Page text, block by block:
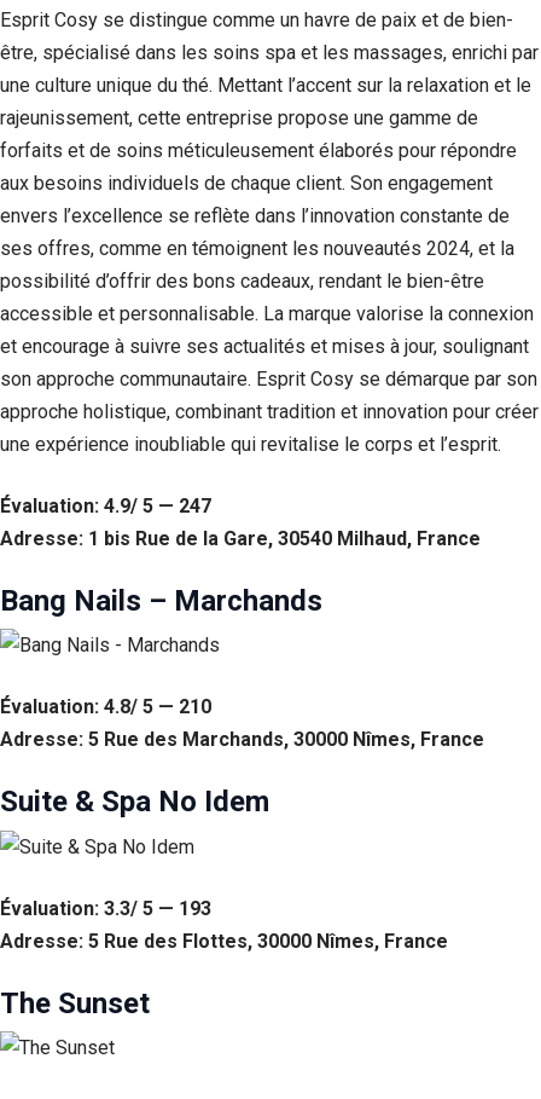
Esprit Cosy se distingue comme un havre de paix et de bien-
être, spécialisé dans les soins spa et les massages, enrichi par
une culture unique du thé. Mettant l’accent sur la relaxation et le
rajeunissement, cette entreprise propose une gamme de
forfaits et de soins méticuleusement élaborés pour répondre
aux besoins individuels de chaque client. Son engagement
envers l’excellence se reflète dans l’innovation constante de
ses offres, comme en témoignent les nouveautés 2024, et la
possibilité d’offrir des bons cadeaux, rendant le bien-être
accessible et personnalisable. La marque valorise la connexion
et encourage à suivre ses actualités et mises à jour, soulignant
son approche communautaire. Esprit Cosy se démarque par son
approche holistique, combinant tradition et innovation pour créer
une expérience inoubliable qui revitalise le corps et l’esprit.
Évaluation: 4.9/ 5 — 247
Adresse: 1 bis Rue de la Gare, 30540 Milhaud, France
Bang Nails – Marchands
Évaluation: 4.8/ 5 — 210
Adresse: 5 Rue des Marchands, 30000 Nîmes, France
Suite & Spa No Idem
Évaluation: 3.3/ 5 — 193
Adresse: 5 Rue des Flottes, 30000 Nîmes, France
The Sunset